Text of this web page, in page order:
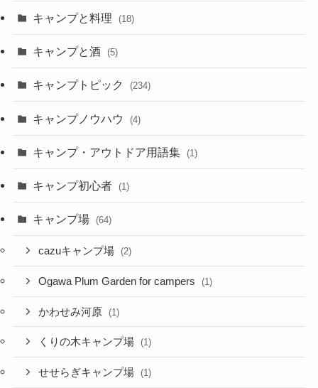
キャンプと料理 (18)
キャンプと酒 (5)
キャンプトピック (234)
キャンプノウハウ (4)
キャンプ・アウトドア用語集 (1)
キャンプ初心者 (1)
キャンプ場 (64)
cazuキャンプ場 (2)
Ogawa Plum Garden for campers (1)
かわせみ河原 (1)
くりの木キャンプ場 (1)
せせらぎキャンプ場 (1)